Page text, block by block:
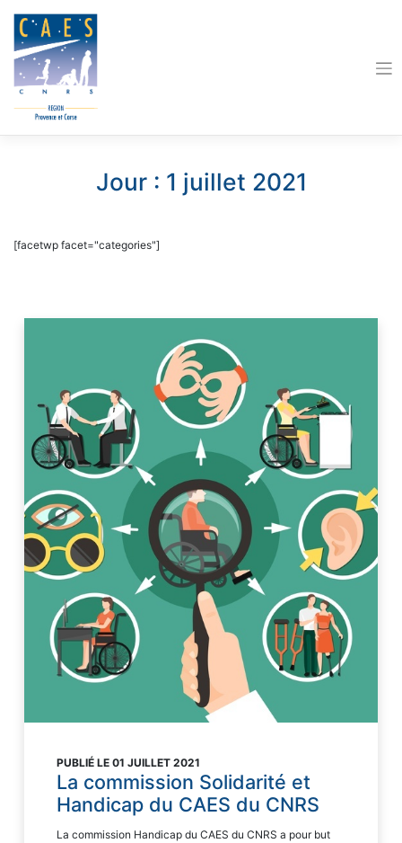
content
Jour : 1 juillet 2021
[facetwp facet="categories"]
PUBLIÉ LE 01 JUILLET 2021
La commission Solidarité et
Handicap du CAES du CNRS
La commission Handicap du CAES du CNRS a pour but